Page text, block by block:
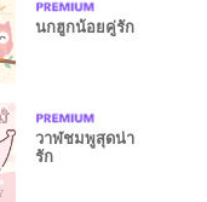
นกฮูกน้อยคู่รัก
วาฬชมพูสุดน่า
รัก